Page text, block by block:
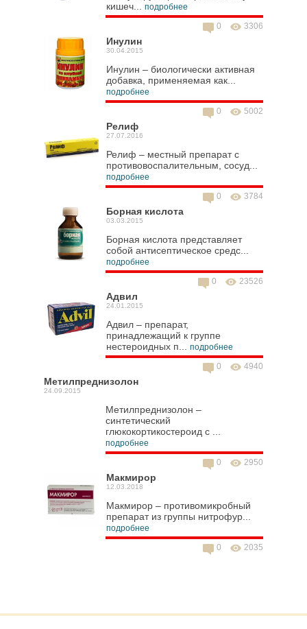
кишеч... подробнее
3306
0
Инулин
30.04.2015
Инулин – биологически активная
добавка, применяемая как...
подробнее
5002
0
Релиф
27.07.2016
Релиф – местный препарат с
противовоспалительным, сосуд...
подробнее
3784
0
Борная кислота
03.03.2015
Борная кислота представляет
собой антисептическое средс...
подробнее
23526
0
Адвил
24.01.2015
Адвил – препарат,
принадлежащий к группе
нестероидных п... подробнее
4940
0
Метилпреднизолон
24.09.2015
Метилпреднизолон –
синтетический
глюкокортикостероид с ...
подробнее
2950
0
Макмирор
12.03.2018
Макмирор – противомикробный
препарат из группы нитрофур...
подробнее
2035
0